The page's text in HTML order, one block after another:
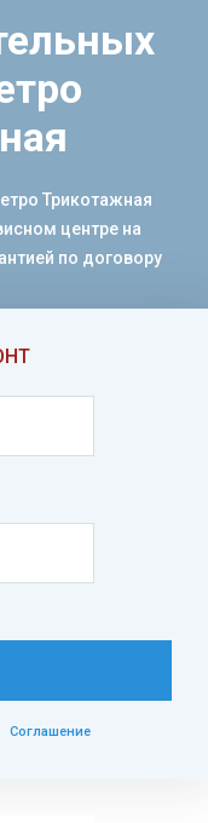
Соглашение
Трикотажная
центре на
по договору